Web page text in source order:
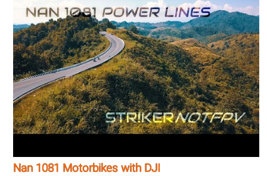
Nan 1081 Motorbikes with DJI